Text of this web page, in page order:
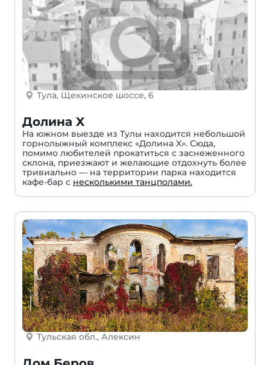
Тула, Щекинское шоссе, 6
Долина X
На южном выезде из Тулы находится небольшой
горнолыжный комплекс «Долина X». Сюда,
помимо любителей прокатиться с заснеженного
склона, приезжают и желающие отдохнуть более
тривиально — на территории парка находится
кафе-бар с несколькими танцполами.
Тульская обл., Алексин